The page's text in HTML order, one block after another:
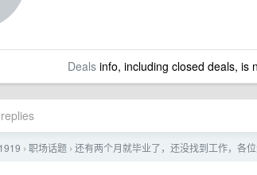
Dealsinfo, including closed deals, is
› 职场话题 › 还有两个月就毕业了，还没找到工作，各